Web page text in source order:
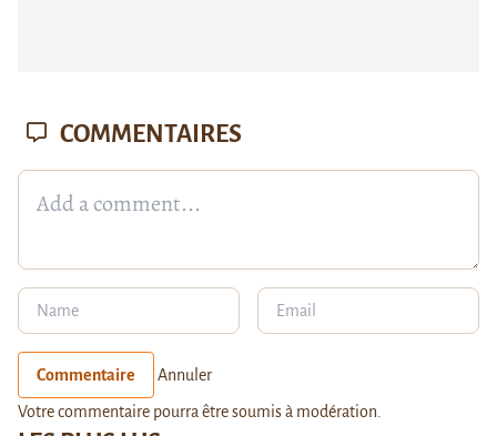
COMMENTAIRES
Commentaire Annuler
Votre commentaire pourra être soumis à modération.